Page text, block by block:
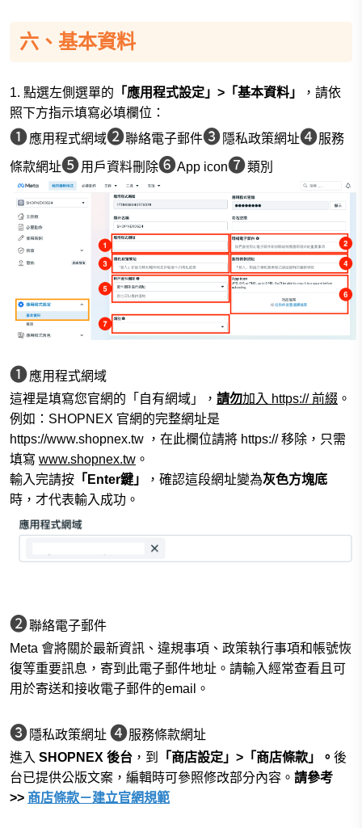
六、基本資料
1. 點選左側選單的 「應用程式設定」>「基本資料」
，請依
照下方指示填寫必填欄位：
❶應用程式網域❷聯絡電子郵件❸ 隱私政策網址❹服務
條款網址❺用戶資料刪除❻App icon❼類別
❶應用程式網域
這裡是填寫您官網的「自有網域」， 請勿加入 https:// 前綴 。
例如：SHOPNEX 官網的完整網址是
https://www.shopnex.tw ，在此欄位請將 https:// 移除，只需
填寫 www.shopnex.tw 。
輸入完請按 「Enter鍵」 ，確認這段網址變為灰色方塊底
時，才代表輸入成功。
❷聯絡電子郵件
Meta 會將關於最新資訊、違規事項、政策執行事項和帳號恢
復等重要訊息，寄到此電子郵件地址。請輸入經常查看且可
用於寄送和接收電子郵件的email。
❸ 隱私政策網址 ❹服務條款網址
進入 SHOPNEX 後台 ，到 「商店設定」>「商店條款」。 後
台已提供公版文案，編輯時可參照修改部分內容。 請參考
>> 商店條款－建立官網規範